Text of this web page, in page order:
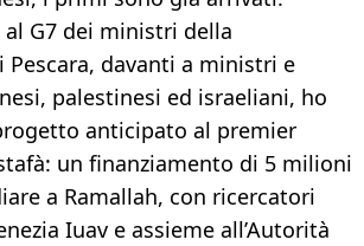
al G7 dei ministri della
Pescara, davanti a ministri e
palestinesi ed israeliani, ho
anticipato al premier
un finanziamento di 5 milioni
a Ramallah, con ricercatori
Iuav e assieme all’Autorità